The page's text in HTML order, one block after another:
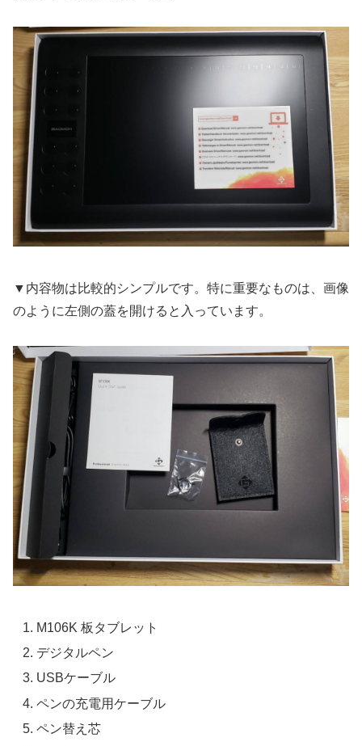
▼内容物は比較的シンプルです。特に重要なものは、画像
のように左側の蓋を開けると入っています。
M106K 板タブレット
デジタルペン
USBケーブル
ペンの充電用ケーブル
ペン替え芯